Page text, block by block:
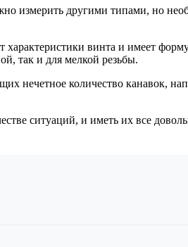
измерить другими типами, но
винта и имеет
так и для мелкой резьбы.
нечетное количество канавок,
ситуаций, и иметь их все